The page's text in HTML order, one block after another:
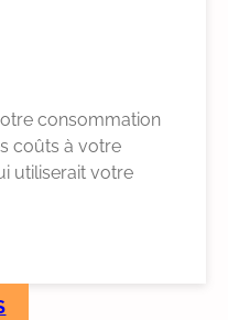
consommation
coûts à votre
utiliserait votre